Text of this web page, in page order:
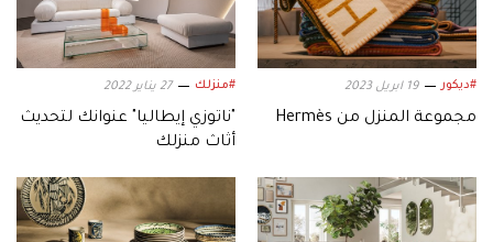
#ديكور 19 ابريل 2023
مجموعة المنزل من Hermès
#منزلك 27 يناير 2022
"ناتوزي إيطاليا" عنوانك لتحديث
أثاث منزلك